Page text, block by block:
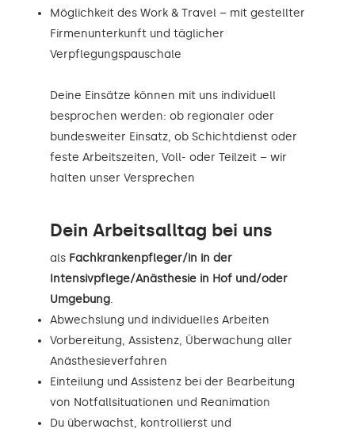
Möglichkeit des Work & Travel – mit gestellter
Firmenunterkunft und täglicher
Verpflegungspauschale
Deine Einsätze können mit uns individuell
besprochen werden: ob regionaler oder
bundesweiter Einsatz, ob Schichtdienst oder
feste Arbeitszeiten, Voll- oder Teilzeit – wir
halten unser Versprechen
Dein Arbeitsalltag bei uns
als Fachkrankenpfleger/in in der
Intensivpflege/Anästhesie in Hof und/oder
Umgebung.
Abwechslung und individuelles Arbeiten
Vorbereitung, Assistenz, Überwachung aller
Anästhesieverfahren
Einteilung und Assistenz bei der Bearbeitung
von Notfallsituationen und Reanimation
Du überwachst, kontrollierst und